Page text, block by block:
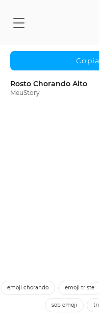
Rosto Chorando Alto
MeuStory
emoji chorando emoji triste
sob emoji